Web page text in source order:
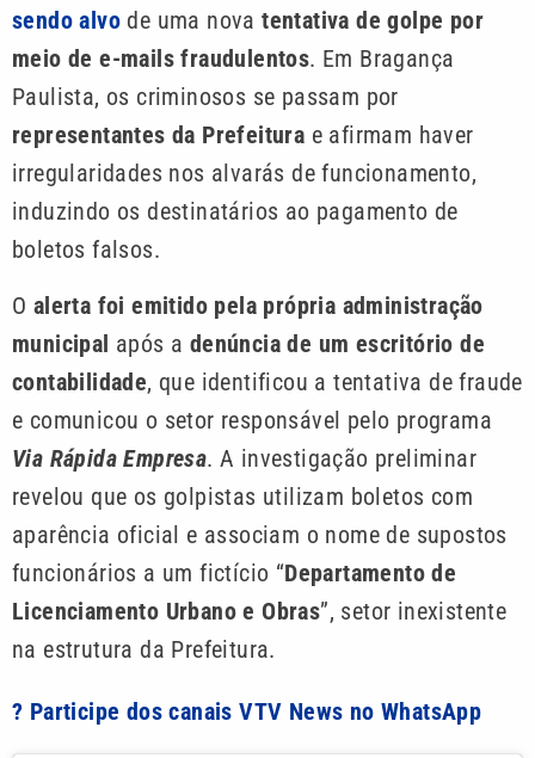
sendo alvo de uma nova tentativa de golpe por
meio de e-mails fraudulentos. Em Bragança
Paulista, os criminosos se passam por
representantes da Prefeitura e afirmam haver
irregularidades nos alvarás de funcionamento,
induzindo os destinatários ao pagamento de
boletos falsos.
O alerta foi emitido pela própria administração
municipal após a denúncia de um escritório de
contabilidade, que identificou a tentativa de fraude
e comunicou o setor responsável pelo programa
Via Rápida Empresa. A investigação preliminar
revelou que os golpistas utilizam boletos com
aparência oficial e associam o nome de supostos
funcionários a um fictício “Departamento de
Licenciamento Urbano e Obras”, setor inexistente
na estrutura da Prefeitura.
? Participe dos canais VTV News no WhatsApp